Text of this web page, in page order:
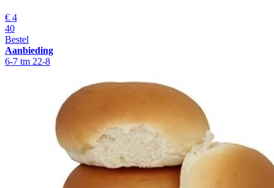
€ 4
40
Bestel
Aanbieding
6-7 tm 22-8